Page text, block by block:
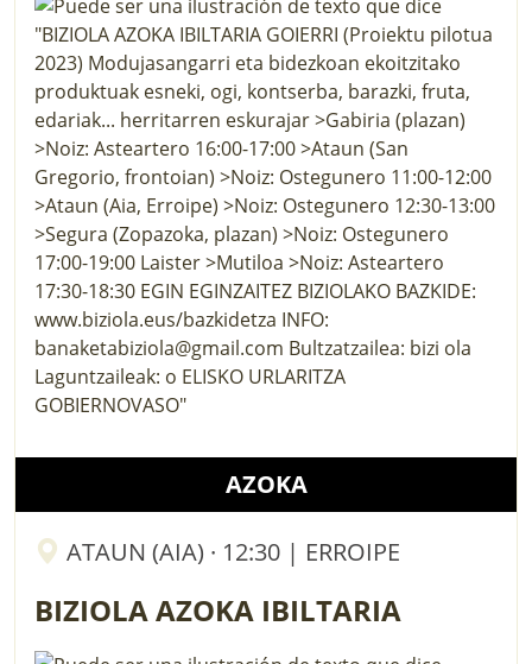
AZOKA
ATAUN (AIA) · 12:30 | ERROIPE
BIZIOLA AZOKA IBILTARIA